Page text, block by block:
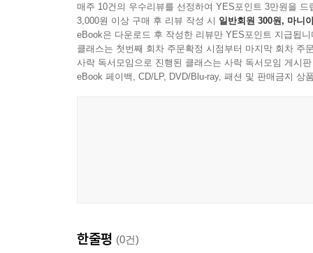
식기세척기를 함부로 열지 않아요
식사 시간에 장난치지 않아요
싱크대를 함부로 열지 않아요
화장실
화장실을 안전하게 이용해요
마트에서 카트로 장난치지 않아요
매주 10건의 우수리뷰를 선정하여 YES포인트 3만원을 드
3,000원 이상 구매 후 리뷰 작성 시 일반회원 300원, 마니
eBook은 다운로드 후 작성한 리뷰만 YES포인트 지급됩니
클래스는 첫번째 회차 주문확정 시점부터 마지막 회차 주
사락 독서모임으로 진행된 클래스는 사락 독서모임 게시
eBook 페이백, CD/LP, DVD/Blu-ray, 패션 및 판매금지 상
한줄평 (0건)